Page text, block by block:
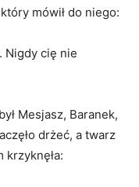
który mówił do niego:
Nigdy cię nie
Mesjasz, Baranek,
drżeć, a twarz
krzyknęła: